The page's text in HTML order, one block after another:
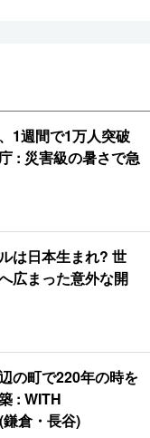
1週間で1万人突破
: 災害級の暑さで急
は日本生まれ? 世
広まった意外な開
の町で220年の時を
: WITH
倉・長谷)